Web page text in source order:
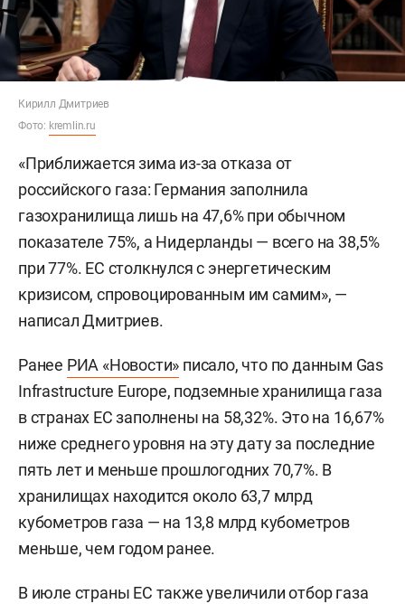
Кирилл Дмитриев
Фото: kremlin.ru
«Приближается зима из-за отказа от
российского газа: Германия заполнила
газохранилища лишь на 47,6% при обычном
показателе 75%, а Нидерланды — всего на 38,5%
при 77%. ЕС столкнулся с энергетическим
кризисом, спровоцированным им самим», —
написал Дмитриев.
Ранее РИА «Новости» писало, что по данным Gas
Infrastructure Europe, подземные хранилища газа
в странах ЕС заполнены на 58,32%. Это на 16,67%
ниже среднего уровня на эту дату за последние
пять лет и меньше прошлогодних 70,7%. В
хранилищах находится около 63,7 млрд
кубометров газа — на 13,8 млрд кубометров
меньше, чем годом ранее.
В июле страны ЕС также увеличили отбор газа